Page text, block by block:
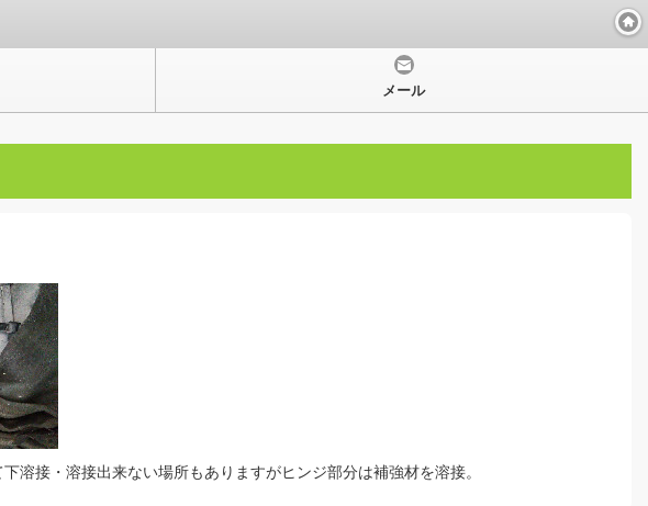
メール
溶接・溶接出来ない場所もありますがヒンジ部分は補強材を溶接。